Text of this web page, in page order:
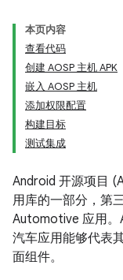
本页内容
查看代码
创建 AOSP 主机 APK
嵌入 AOSP 主机
添加权限配置
构建目标
测试集成
Android 开源项目
用库的一部分，第
Automotive 应用。
汽车应用能够代表
面组件。